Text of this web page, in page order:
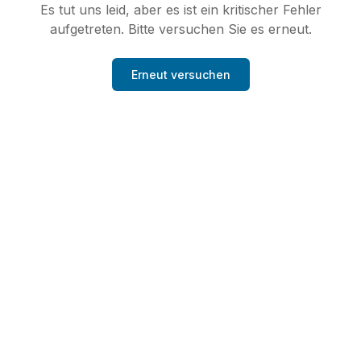
Es tut uns leid, aber es ist ein kritischer Fehler
aufgetreten. Bitte versuchen Sie es erneut.
Erneut versuchen